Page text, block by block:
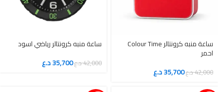
ساعة منبه كرونتالر Colour Time
احمر
42,000د.ع35,700د.ع
ساعة منبه كرونتالر رياضي اسود
42,000د.ع35,700د.ع